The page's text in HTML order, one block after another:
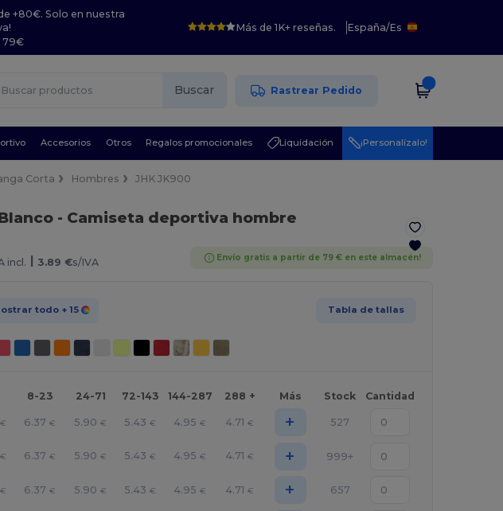
+80€. Solo en nuestra
79€
Más de 1K+ reseñas. España/Es
Buscar Rastrear Pedido
Accesorios Otros Regalos promocionales Liquidación ¡Personalízalo!
Corta Hombres JHK JK900
- Camiseta deportiva hombre
incl. | 3.89 €s/IVA Envío gratis a partir de 79 € en este almacén!
todo + 15 Tabla de tallas
8-23 24-71 72-143 144-287 288 + Más Stock Cantidad
€ 6.37 € 5.90 € 5.43 € 4.95 € 4.71 € + 527
€ 6.37 € 5.90 € 5.43 € 4.95 € 4.71 € + 999+
€ 6.37 € 5.90 € 5.43 € 4.95 € 4.71 € + 657